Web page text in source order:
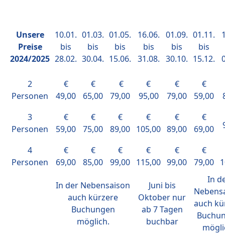
Unsere
Preise
2024/2025
10.01.
bis
28.02.
01.03.
bis
30.04.
01.05.
bis
15.06.
16.06.
bis
31.08.
01.09.
bis
30.10.
01.11.
bis
15.12.
2
Personen
€
49,00
€
65,00
€
79,00
€
95,00
€
79,00
€
59,00
3
Personen
€
59,00
€
75,00
€
89,00
€
105,00
€
89,00
€
69,00
4
Personen
€
69,00
€
85,00
€
99,00
€
115,00
€
99,00
€
79,00
In der Nebensaison
auch kürzere
Buchungen
möglich.
Juni bis
Oktober nur
ab 7 Tagen
buchbar
In
auch